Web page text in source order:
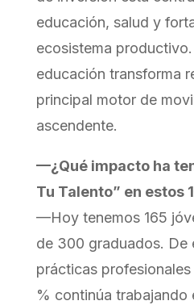
educación, salud y
ecosistema
educación transforma
principal motor de
ascendente.
—¿Qué impacto ha
Tu Talento” en estos
—Hoy tenemos 165
de 300 graduados. De
prácticas
% continúa trabajando